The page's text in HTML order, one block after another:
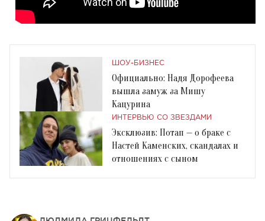
ШОУ-БИЗНЕС
Официально: Надя Дорофеева
вышла замуж за Мишу
Кацурина
ИНТЕРВЬЮ СО ЗВЕЗДАМИ
Эксклюзив: Потап — о браке с
Настей Каменских, скандалах и
отношениях с сыном